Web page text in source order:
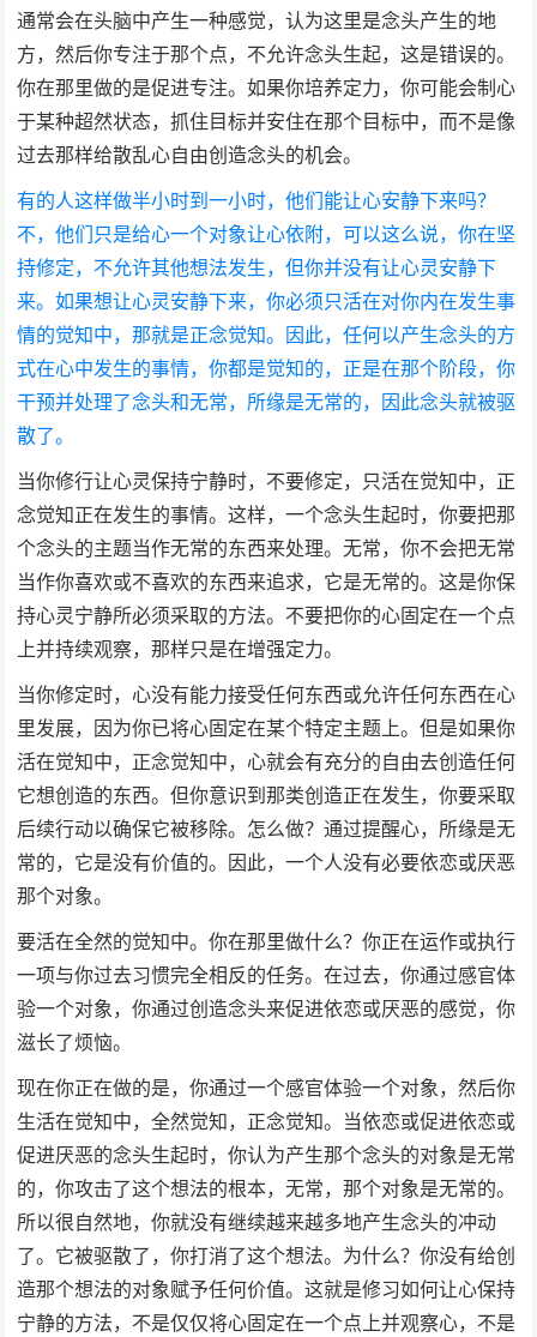
通常会在头脑中产生一种感觉，认为这里是念头产生的地
方，然后你专注于那个点，不允许念头生起，这是错误的。
你在那里做的是促进专注。如果你培养定力，你可能会制心
于某种超然状态，抓住目标并安住在那个目标中，而不是像
过去那样给散乱心自由创造念头的机会。
有的人这样做半小时到一小时，他们能让心安静下来吗？
不，他们只是给心一个对象让心依附，可以这么说，你在坚
持修定，不允许其他想法发生，但你并没有让心灵安静下
来。如果想让心灵安静下来，你必须只活在对你内在发生事
情的觉知中，那就是正念觉知。因此，任何以产生念头的方
式在心中发生的事情，你都是觉知的，正是在那个阶段，你
干预并处理了念头和无常，所缘是无常的，因此念头就被驱
散了。
当你修行让心灵保持宁静时，不要修定，只活在觉知中，正
念觉知正在发生的事情。这样，一个念头生起时，你要把那
个念头的主题当作无常的东西来处理。无常，你不会把无常
当作你喜欢或不喜欢的东西来追求，它是无常的。这是你保
持心灵宁静所必须采取的方法。不要把你的心固定在一个点
上并持续观察，那样只是在增强定力。
当你修定时，心没有能力接受任何东西或允许任何东西在心
里发展，因为你已将心固定在某个特定主题上。但是如果你
活在觉知中，正念觉知中，心就会有充分的自由去创造任何
它想创造的东西。但你意识到那类创造正在发生，你要采取
后续行动以确保它被移除。怎么做？通过提醒心，所缘是无
常的，它是没有价值的。因此，一个人没有必要依恋或厌恶
那个对象。
要活在全然的觉知中。你在那里做什么？你正在运作或执行
一项与你过去习惯完全相反的任务。在过去，你通过感官体
验一个对象，你通过创造念头来促进依恋或厌恶的感觉，你
滋长了烦恼。
现在你正在做的是，你通过一个感官体验一个对象，然后你
生活在觉知中，全然觉知，正念觉知。当依恋或促进依恋或
促进厌恶的念头生起时，你认为产生那个念头的对象是无常
的，你攻击了这个想法的根本，无常，那个对象是无常的。
所以很自然地，你就没有继续越来越多地产生念头的冲动
了。它被驱散了，你打消了这个想法。为什么？你没有给创
造那个想法的对象赋予任何价值。这就是修习如何让心保持
宁静的方法，不是仅仅将心固定在一个点上并观察心，不是